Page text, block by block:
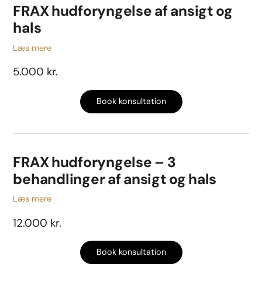
FRAX hudforyngelse af ansigt og
hals
Læs mere
5.000 kr.
Book konsultation
FRAX hudforyngelse – 3
behandlinger af ansigt og hals
Læs mere
12.000 kr.
Book konsultation